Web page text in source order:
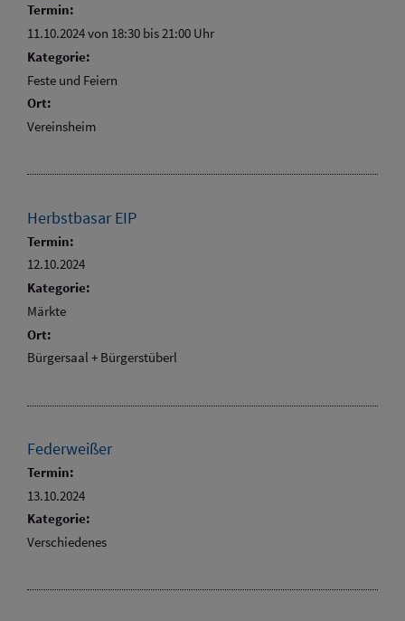
Termin:
11.10.2024 von 18:30 bis 21:00 Uhr
Kategorie:
Feste und Feiern
Ort:
Vereinsheim
Herbstbasar EIP
Termin:
12.10.2024
Kategorie:
Märkte
Ort:
Bürgersaal + Bürgerstüberl
Federweißer
Termin:
13.10.2024
Kategorie:
Verschiedenes